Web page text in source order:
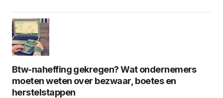
Btw-naheffing gekregen? Wat ondernemers
moeten weten over bezwaar, boetes en
herstelstappen